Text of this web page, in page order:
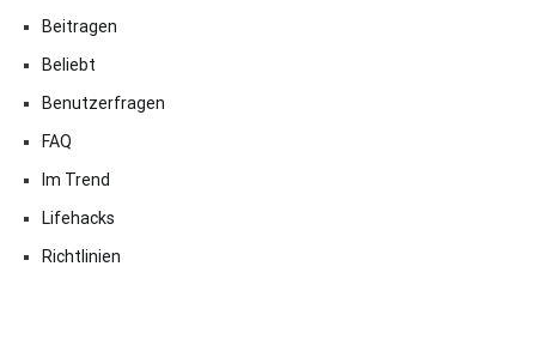
Beitragen
Beliebt
Benutzerfragen
FAQ
Im Trend
Lifehacks
Richtlinien